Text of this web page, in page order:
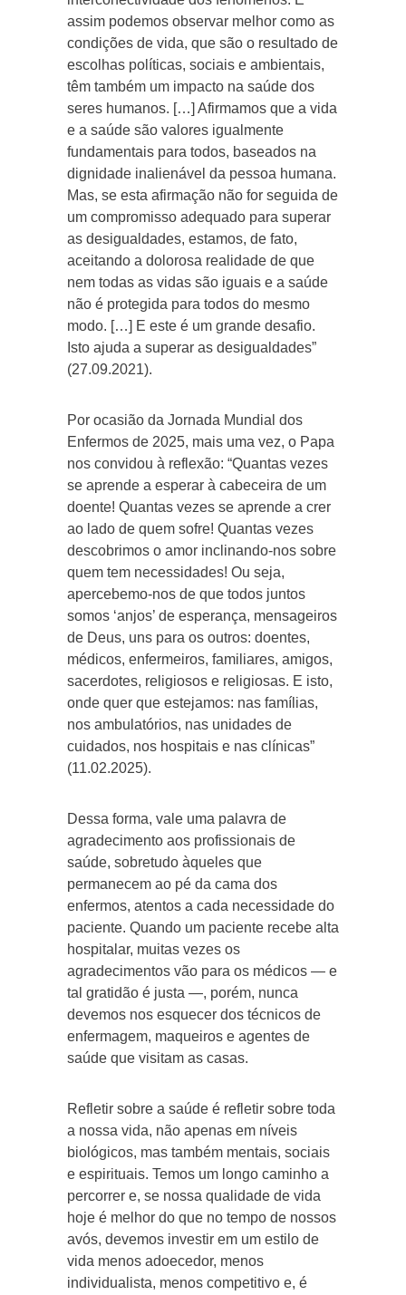
assim podemos observar melhor como as
condições de vida, que são o resultado de
escolhas políticas, sociais e ambientais,
têm também um impacto na saúde dos
seres humanos. […] Afirmamos que a vida
e a saúde são valores igualmente
fundamentais para todos, baseados na
dignidade inalienável da pessoa humana.
Mas, se esta afirmação não for seguida de
um compromisso adequado para superar
as desigualdades, estamos, de fato,
aceitando a dolorosa realidade de que
nem todas as vidas são iguais e a saúde
não é protegida para todos do mesmo
modo. […] E este é um grande desafio.
Isto ajuda a superar as desigualdades”
(27.09.2021).
Por ocasião da Jornada Mundial dos
Enfermos de 2025, mais uma vez, o Papa
nos convidou à reflexão: “Quantas vezes
se aprende a esperar à cabeceira de um
doente! Quantas vezes se aprende a crer
ao lado de quem sofre! Quantas vezes
descobrimos o amor inclinando-nos sobre
quem tem necessidades! Ou seja,
apercebemo-nos de que todos juntos
somos ‘anjos’ de esperança, mensageiros
de Deus, uns para os outros: doentes,
médicos, enfermeiros, familiares, amigos,
sacerdotes, religiosos e religiosas. E isto,
onde quer que estejamos: nas famílias,
nos ambulatórios, nas unidades de
cuidados, nos hospitais e nas clínicas”
(11.02.2025).
Dessa forma, vale uma palavra de
agradecimento aos profissionais de
saúde, sobretudo àqueles que
permanecem ao pé da cama dos
enfermos, atentos a cada necessidade do
paciente. Quando um paciente recebe alta
hospitalar, muitas vezes os
agradecimentos vão para os médicos — e
tal gratidão é justa —, porém, nunca
devemos nos esquecer dos técnicos de
enfermagem, maqueiros e agentes de
saúde que visitam as casas.
Refletir sobre a saúde é refletir sobre toda
a nossa vida, não apenas em níveis
biológicos, mas também mentais, sociais
e espirituais. Temos um longo caminho a
percorrer e, se nossa qualidade de vida
hoje é melhor do que no tempo de nossos
avós, devemos investir em um estilo de
vida menos adoecedor, menos
individualista, menos competitivo e, é